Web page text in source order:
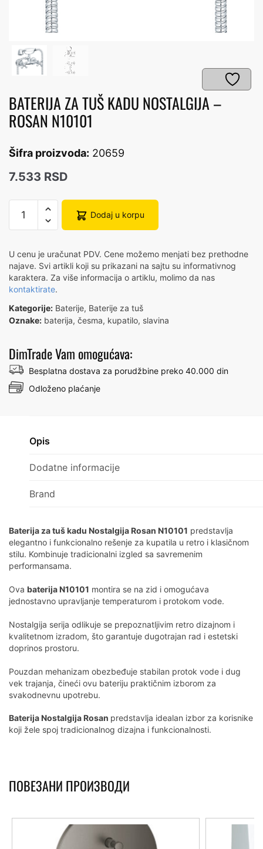
BATERIJA ZA TUŠ KADU NOSTALGIJA –
ROSAN N10101
Šifra proizvoda: 20659
7.533 RSD
U cenu je uračunat PDV. Cene možemo menjati bez prethodne
najave. Svi artikli koji su prikazani na sajtu su informativnog
karaktera. Za više informacija o artiklu, molimo da nas
kontaktirate.
Kategorije: Baterije, Baterije za tuš
Oznake: baterija, česma, kupatilo, slavina
BATERIJA
KADU
NOSTALGIJA
-
ROSAN
N10101
количина
Dodaj u korpu
DimTrade Vam omogućava:
Besplatna dostava za porudžbine preko 40.000 din
Odloženo plaćanje
Opis
Dodatne informacije
Brand
Baterija za tuš kadu Nostalgija Rosan N10101 predstavlja
elegantno i funkcionalno rešenje za kupatila u retro i klasičnom
stilu. Kombinuje tradicionalni izgled sa savremenim
performansama.
Ova baterija N10101 montira se na zid i omogućava
jednostavno upravljanje temperaturom i protokom vode.
Nostalgija serija odlikuje se prepoznatljivim retro dizajnom i
kvalitetnom izradom, što garantuje dugotrajan rad i estetski
doprinos prostoru.
Pouzdan mehanizam obezbeđuje stabilan protok vode i dug
vek trajanja, čineći ovu bateriju praktičnim izborom za
svakodnevnu upotrebu.
Baterija Nostalgija Rosan predstavlja idealan izbor za korisnike
koji žele spoj tradicionalnog dizajna i funkcionalnosti.
ПОВЕЗАНИ ПРОИЗВОДИ